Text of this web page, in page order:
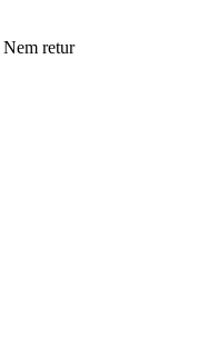
Nem retur